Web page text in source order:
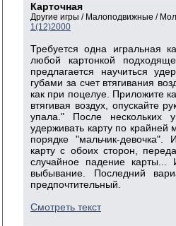
Карточная
Другие игры / Малоподвижные /
1(12)2000
Требуется одна игральная
любой картонкой
предлагается научиться
губами за счет втягивания
как при поцелуе. Приложите
втягивая воздух, опускайте
упала." После нескольких
удерживать карту по крайней
порядке "мальчик-
карту с обоих сторон,
случайное падение
выбывание. Последний
предпочтительный.
Смотреть текст